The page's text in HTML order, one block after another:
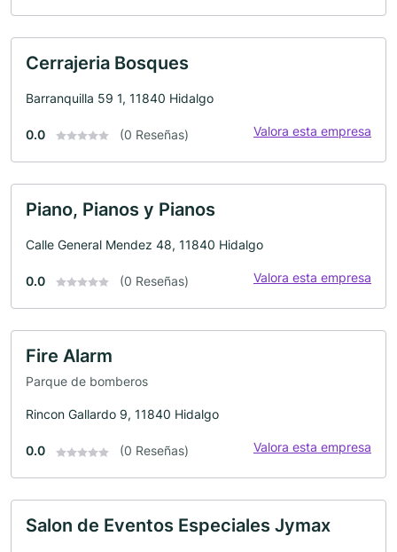
Cerrajeria Bosques
Barranquilla 59 1, 11840 Hidalgo
0.0 (0 Reseñas) Valora esta empresa
Piano, Pianos y Pianos
Calle General Mendez 48, 11840 Hidalgo
0.0 (0 Reseñas) Valora esta empresa
Fire Alarm
Parque de bomberos
Rincon Gallardo 9, 11840 Hidalgo
0.0 (0 Reseñas) Valora esta empresa
Salon de Eventos Especiales Jymax